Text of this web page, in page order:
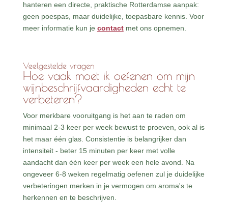
hanteren een directe, praktische Rotterdamse aanpak:
geen poespas, maar duidelijke, toepasbare kennis. Voor
meer informatie kun je contactmet ons opnemen.
Veelgestelde vragen
Hoe vaak moet ik oefenen om mijn
wijnbeschrijfvaardigheden echt te
verbeteren?
Voor merkbare vooruitgang is het aan te raden om
minimaal 2-3 keer per week bewust te proeven, ook al is
het maar één glas. Consistentie is belangrijker dan
intensiteit - beter 15 minuten per keer met volle
aandacht dan één keer per week een hele avond. Na
ongeveer 6-8 weken regelmatig oefenen zul je duidelijke
verbeteringen merken in je vermogen om aroma's te
herkennen en te beschrijven.